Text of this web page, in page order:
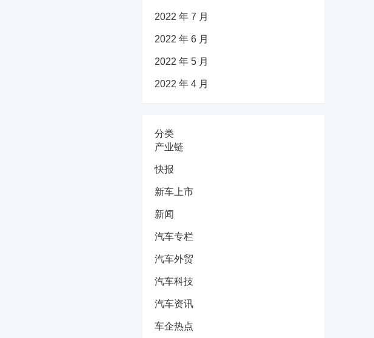
2022 年 7 月
2022 年 6 月
2022 年 5 月
2022 年 4 月
分类
产业链
快报
新车上市
新闻
汽车专栏
汽车外贸
汽车科技
汽车资讯
车企热点